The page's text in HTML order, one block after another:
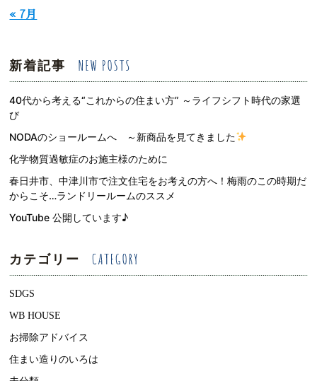
« 7月
新着記事
40代から考える“これからの住まい方” ～ライフシフト時代の家選
び
NODAのショールームへ ～新商品を見てきました
化学物質過敏症のお施主様のために
春日井市、中津川市で注文住宅をお考えの方へ！梅雨のこの時期だ
からこそ…ランドリールームのススメ
YouTube 公開しています♪
カテゴリー
SDGS
WB HOUSE
お掃除アドバイス
住まい造りのいろは